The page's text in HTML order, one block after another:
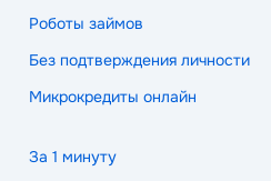
Роботы займов
Без подтверждения личности
Микрокредиты онлайн
За 1 минуту